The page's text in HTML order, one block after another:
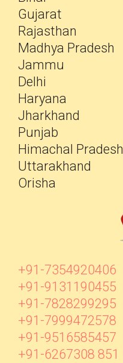
Gujarat
Rajasthan
Madhya Pradesh
Jammu
Delhi
Haryana
Jharkhand
Punjab
Himachal Pradesh
Uttarakhand
Orisha
+91-7354920406
+91-9131190455
+91-7828299295
+91-7999472578
+91-9516585457
+91-6267308 851